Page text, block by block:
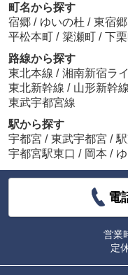
町名から探す
宿郷 / ゆいの杜 / 東宿郷
平松本町 / 簗瀬町 / 下
路線から探す
東北本線 / 湘南新宿ラ
東北新幹線 / 山形新幹線
東武宇都宮線
駅から探す
宇都宮 / 東武宇都宮 /
宇都宮駅東口 / 岡本 /
電
営業
定